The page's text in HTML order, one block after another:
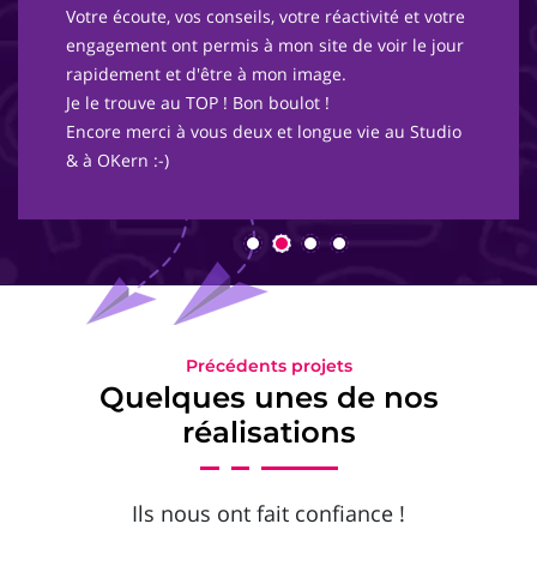
Votre écoute, vos conseils, votre réactivité et votre
engagement ont permis à mon site de voir le jour
rapidement et d'être à mon image.
Je le trouve au TOP ! Bon boulot !
Encore merci à vous deux et longue vie au Studio
& à OKern :-)
Précédents projets
Quelques unes de nos
réalisations
Ils nous ont fait confiance !